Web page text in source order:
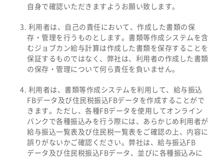
自身で確認いただきますようお願い致します。
利用者は、自己の責任において、作成した書類の保
存・管理を行うものとします。書類等作成システムを含
むジョブカン給与計算は作成した書類を保存することを
保証するものではなく、弊社は、利用者の作成した書類
の保存・管理について何ら責任を負いません。
利用者は、書類等作成システムを利用して、給与振込
FBデータ及び住民税振込FBデータを作成することがで
きます。ただし、各種FBデータを使用してオンライン
バンクで各種振込みを行う際には、あらかじめ利用者が
給与振込一覧表及び住民税一覧表をご確認の上、内容に
誤りがないかご確認ください。弊社は、給与振込FB
データ及び住民税振込FBデータ、並びに各種振込みに